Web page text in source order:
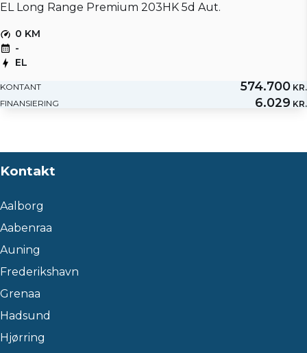
EL Long Range Premium 203HK 5d Aut.
0 KM
-
EL
KONTANT 574.700 KR.
FINANSIERING
6.029 KR.
Kontakt
Aalborg
Aabenraa
Auning
Frederikshavn
Grenaa
Hadsund
Hjørring